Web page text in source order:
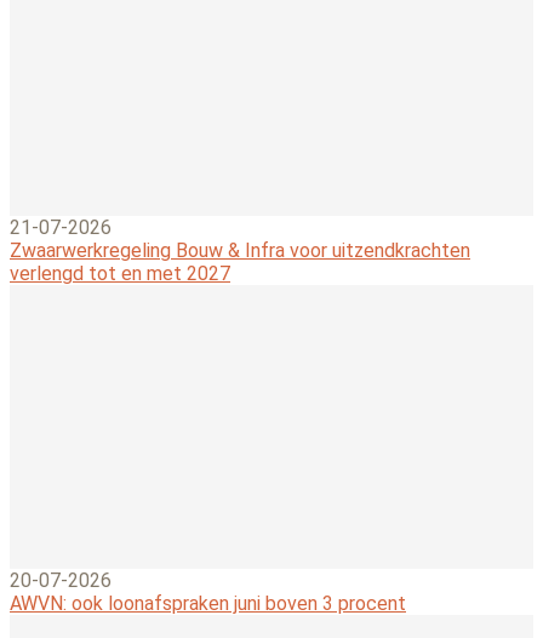
21-07-2026
Zwaarwerkregeling Bouw & Infra voor uitzendkrachten
verlengd tot en met 2027
20-07-2026
AWVN: ook loonafspraken juni boven 3 procent